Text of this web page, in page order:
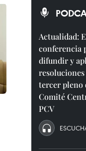
Actualidad:
conferencia
difundir y
resoluciones
tercer pleno
Comité
PCV